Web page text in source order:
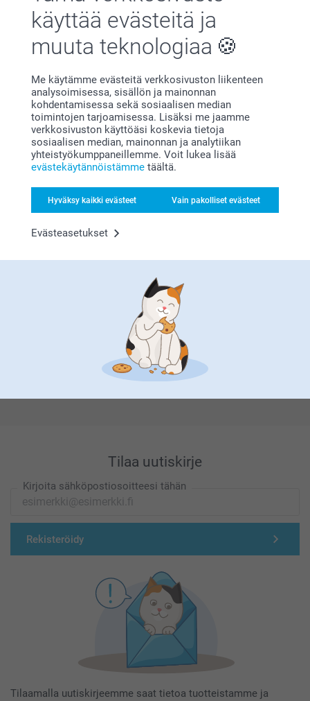
käyttää evästeitä ja
muuta teknologiaa
Me käytämme evästeitä verkkosivuston liikenteen
analysoimisessa, sisällön ja mainonnan
kohdentamisessa sekä sosiaalisen median
toimintojen tarjoamisessa. Lisäksi me jaamme
verkkosivuston käyttöäsi koskevia tietoja
sosiaalisen median, mainonnan ja analytiikan
yhteistyökumppaneillemme. Voit lukea lisää
evästekäytännöistämme täältä.
Hyväksy kaikki evästeet Vain pakolliset evästeet
Evästeasetukset
Tyytyväisyystakuu
Bonusta kaikista tilauksista
Etsitkö inspiraatiota?
Olemme täällä sinun vuoksesi
Tilaa uutiskirje
Kirjoita sähköpostiosoitteesi tähän
Rekisteröidy
Tilaamalla uutiskirjeemme saat tietoa tuotteistamme ja